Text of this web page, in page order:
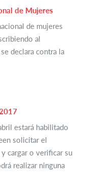
de Mujeres
de mujeres
al
declara contra la
estará habilitado
solicitar el
cargar o verificar su
realizar ninguna